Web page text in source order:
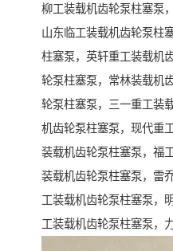
柳工装载机齿轮泵柱塞泵
山东临工装载机齿轮泵柱
柱塞泵，英轩重工装载机
轮泵柱塞泵，常林装载机
轮泵柱塞泵，三一重工装
机齿轮泵柱塞泵，现代重
装载机齿轮泵柱塞泵，福
装载机齿轮泵柱塞泵，雷
工装载机齿轮泵柱塞泵，
工装载机齿轮泵柱塞泵，